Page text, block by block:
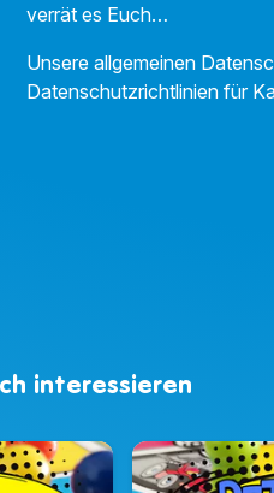
verrät es Euch…
Unsere allgemeinen
Datenschutzrichtlinien für
interessieren